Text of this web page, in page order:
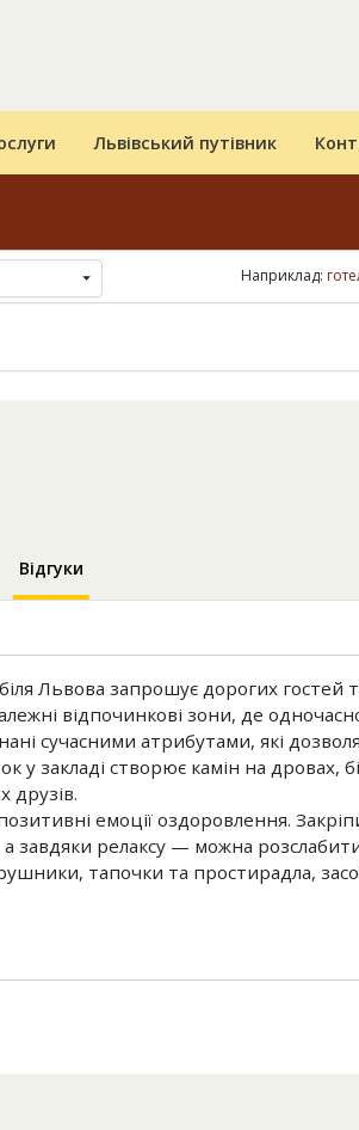
Львівський путівник
Наприклад:
Відгуки
Львова запрошує дорогих гостей
відпочинкові зони, де
сучасними атрибутами, які
у закладі створює камін на дровах,
друзів.
емоції оздоровлення.
завдяки релаксу — можна
тапочки та простирадла,